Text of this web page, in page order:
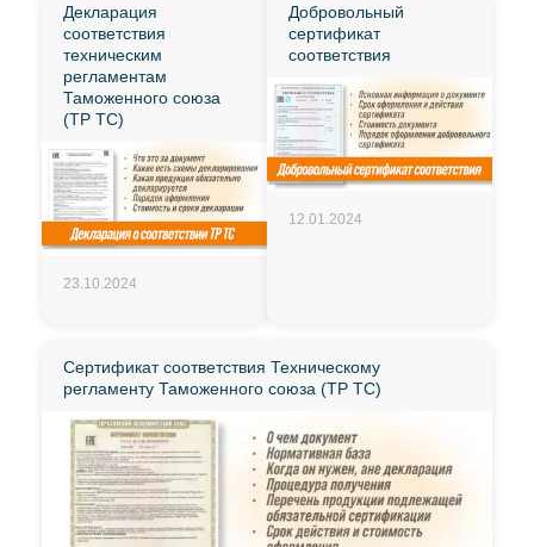
Декларация
соответствия
техническим
регламентам
Таможенного союза
(ТР ТС)
23.10.2024
Добровольный
сертификат
соответствия
12.01.2024
Сертификат соответствия Техническому
регламенту Таможенного союза (ТР ТС)